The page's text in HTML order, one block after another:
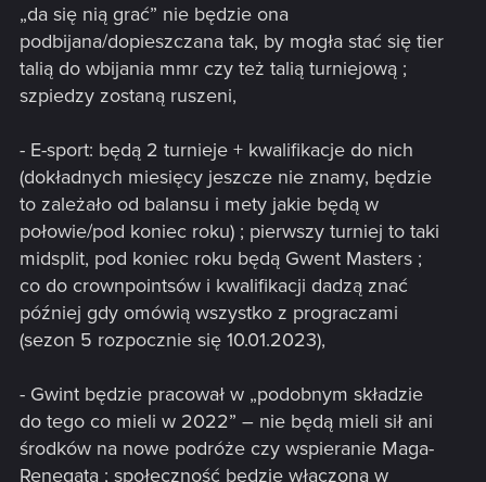
„da się nią grać” nie będzie ona
podbijana/dopieszczana tak, by mogła stać się tier
talią do wbijania mmr czy też talią turniejową ;
szpiedzy zostaną ruszeni,
- E-sport: będą 2 turnieje + kwalifikacje do nich
(dokładnych miesięcy jeszcze nie znamy, będzie
to zależało od balansu i mety jakie będą w
połowie/pod koniec roku) ; pierwszy turniej to taki
midsplit, pod koniec roku będą Gwent Masters ;
co do crownpointsów i kwalifikacji dadzą znać
później gdy omówią wszystko z prograczami
(sezon 5 rozpocznie się 10.01.2023),
- Gwint będzie pracował w „podobnym składzie
do tego co mieli w 2022” – nie będą mieli sił ani
środków na nowe podróże czy wspieranie Maga-
Renegata ; społeczność będzie włączona w